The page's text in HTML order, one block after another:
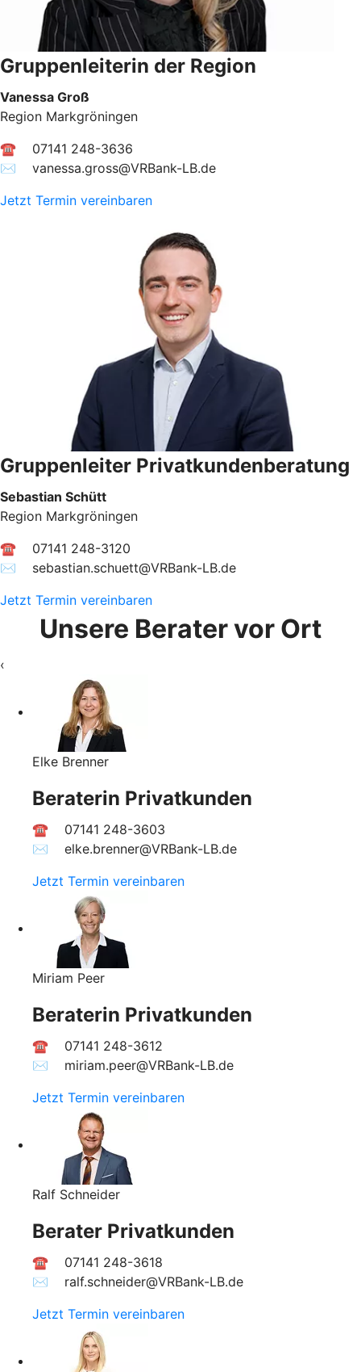
Gruppenleiterin der Region
Vanessa Groß
Region Markgröningen
☎ 07141 248-3636
✉︎ vanessa.gross@VRBank-LB.de
Jetzt Termin vereinbaren
Gruppenleiter Privatkundenberatung
Sebastian Schütt
Region Markgröningen
☎ 07141 248-3120
✉︎ sebastian.schuett@VRBank-LB.de
Jetzt Termin vereinbaren
Unsere Berater vor Ort
‹
Elke Brenner
Beraterin Privatkunden
☎ 07141 248-3603
✉︎ elke.brenner@VRBank-LB.de
Jetzt Termin vereinbaren
Miriam Peer
Beraterin Privatkunden
☎ 07141 248-3612
✉︎ miriam.peer@VRBank-LB.de
Jetzt Termin vereinbaren
Ralf Schneider
Berater Privatkunden
☎ 07141 248-3618
✉︎ ralf.schneider@VRBank-LB.de
Jetzt Termin vereinbaren